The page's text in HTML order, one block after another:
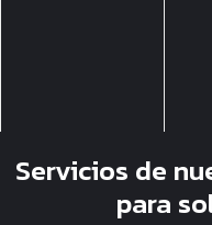
Servicios de
para